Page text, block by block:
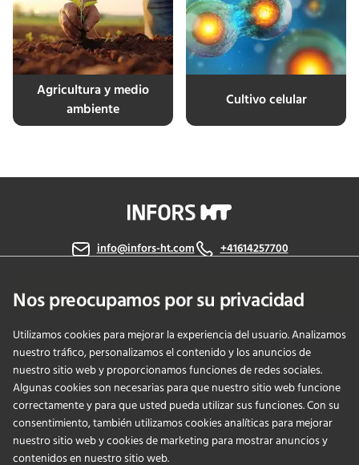
Agricultura y medio
ambiente
Cultivo celular
Nos preocupamos por su privacidad
Utilizamos cookies para mejorar la experiencia del usuario. Analizamos
nuestro tráfico, personalizamos el contenido y los anuncios de
nuestro sitio web y proporcionamos funciones de redes sociales.
Algunas cookies son necesarias para que nuestro sitio web funcione
correctamente y para que usted pueda utilizar sus funciones. Con su
consentimiento, también utilizamos cookies analíticas para mejorar
nuestro sitio web y cookies de marketing para mostrar anuncios y
contenidos en nuestro sitio web.
info@infors-ht.com +41614257700
Contáctanos
PRODUCTS
APPLICATIONS
SERVICIOS